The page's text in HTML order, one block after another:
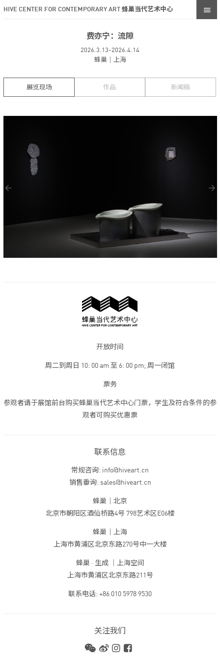
HIVE CENTER FOR CONTEMPORARY ART 蜂巢当代艺术中心
费亦宁：流隙
2026.3.13-2026.4.14
蜂巢｜上海
展览现场 作品 新闻稿
开放时间
周二到周日 10: 00 am 至 6: 00 pm; 周一闭馆
票务
参观者请于展馆前台购买蜂巢当代艺术中心门票，学生及符合条件的参
观者可购买优惠票
联系信息
常规咨询: info@hiveart.cn
销售垂询: sales@hiveart.cn
蜂巢｜北京
北京市朝阳区酒仙桥路4号 798艺术区E06楼
蜂巢｜上海
上海市黄浦区北京东路270号中一大楼
蜂巢 · 生成 ｜上海空间
上海市黄浦区北京东路211号
联系电话: +86 010 5978 9530
关注我们